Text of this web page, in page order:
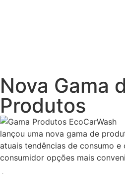
Nova Gama
Produtos
lançou uma nova gama de
atuais tendências de consumo e
consumidor opções mais